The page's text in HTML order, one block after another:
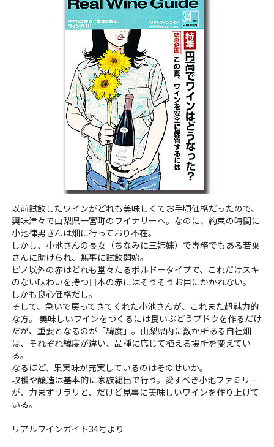
以前試飲したワインがどれも美味しくてお手頃価格だったので、
興味津々で山梨県一宮町のワイナリーへ。なのに、約束の時間に
小池律男さんは畑に行っており不在。
しかし、小池さんの長女（ちなみに三姉妹）で専務でもある若葉
さんに助けられ、無事に試飲開始。
ピノ以外の赤はどれも堂々たるボルドータイプで、これだけスキ
のない味わいを持つ日本の赤にはそうそうお目にかかれない。
しかも良心価格だし。
そして、急いで戻ってきてくれた小池さんが、これまた超魅力的
な方。 美味しいワインをつくるには良いぶどうブドウを作るだけ
だが、重要となるのが「緯度」。山梨県内に数か所ある自社畑
は、それぞれ緯度が違い、品種に応じて植える場所を変えてい
る。
なるほど、果実味が充実しているのはそのせいか。
収穫や醸造は基本的に家族総出で行う。愛すべき小池ファミリー
が、力まずサラリと、だけど見事に美味しいワインを作り上げて
いる。
リアルワインガイド34号より